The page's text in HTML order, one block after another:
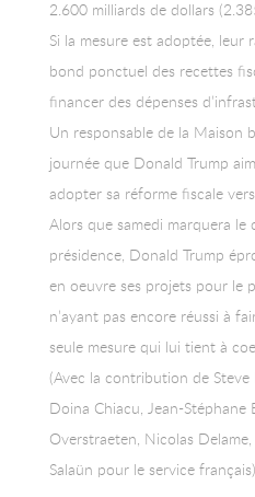
2.600 milliards de dollars
Si la mesure est adoptée,
bond ponctuel des recettes
financer des dépenses
Un responsable de la Maison
journée que Donald Trump
adopter sa réforme fiscale
Alors que samedi marquera le
présidence, Donald Trump
en oeuvre ses projets pour le
n’ayant pas encore réussi à
seule mesure qui lui tient à
(Avec la contribution de
Doina Chiacu, Jean-Stéphane
Overstraeten, Nicolas
Salaün pour le service français)